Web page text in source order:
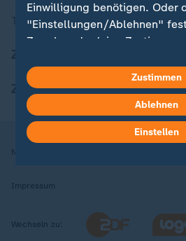
Themen im Überblick
ZDFheute Apps
Nutzungsbedingungen
Impressum
Wechseln zu:
Einwilligung benötigen. Oder
"Einstellungen/Ablehnen"
Zwecken du deine
kannst du jederzeit mit
in deinen Einstellungen
Hier findest du das
Weitere Informationen
Zustimmen
Ablehnen
Einstellen